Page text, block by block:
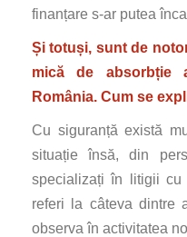
finanțare s-ar putea
Și totuși, sunt de
mică de absorbție
România. Cum se
Cu siguranță există
situație însă, din
specializați în litigii cu
referi la câteva dintre
observa în activitatea